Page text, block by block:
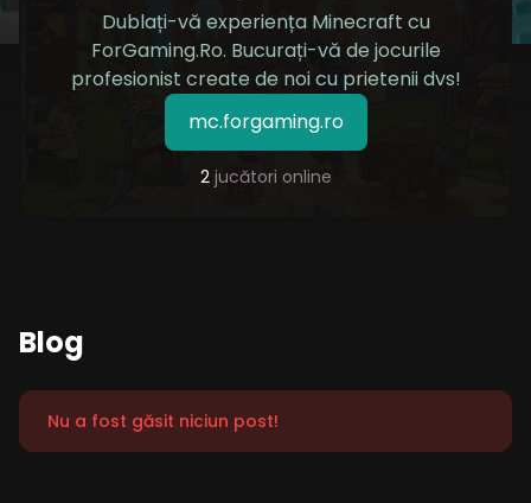
Dublați-vă experiența Minecraft cu
ForGaming.Ro. Bucurați-vă de jocurile
profesionist create de noi cu prietenii dvs!
mc.forgaming.ro
2jucători online
Blog
Nu a fost găsit niciun post!